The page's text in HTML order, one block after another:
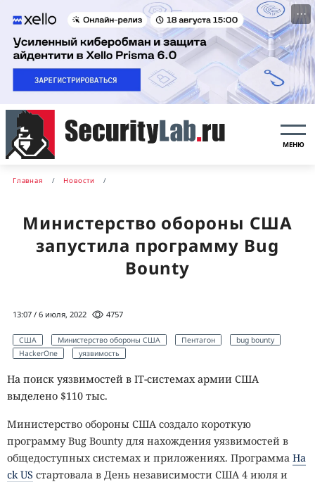
···
МЕНЮ
Главная Новости
Министерство обороны США
запустила программу Bug
Bounty
13:07 / 6 июля, 2022 4757
США Министерство обороны США Пентагон
bug bounty
HackerOne
уязвимость
На поиск уязвимостей в IT-системах армии США
выделено $110 тыс.
Министерство обороны США создало короткую
программу Bug Bounty для нахождения уязвимостей в
общедоступных системах и приложениях. Программа Ha
ck US стартовала в День независимости США 4 июля и